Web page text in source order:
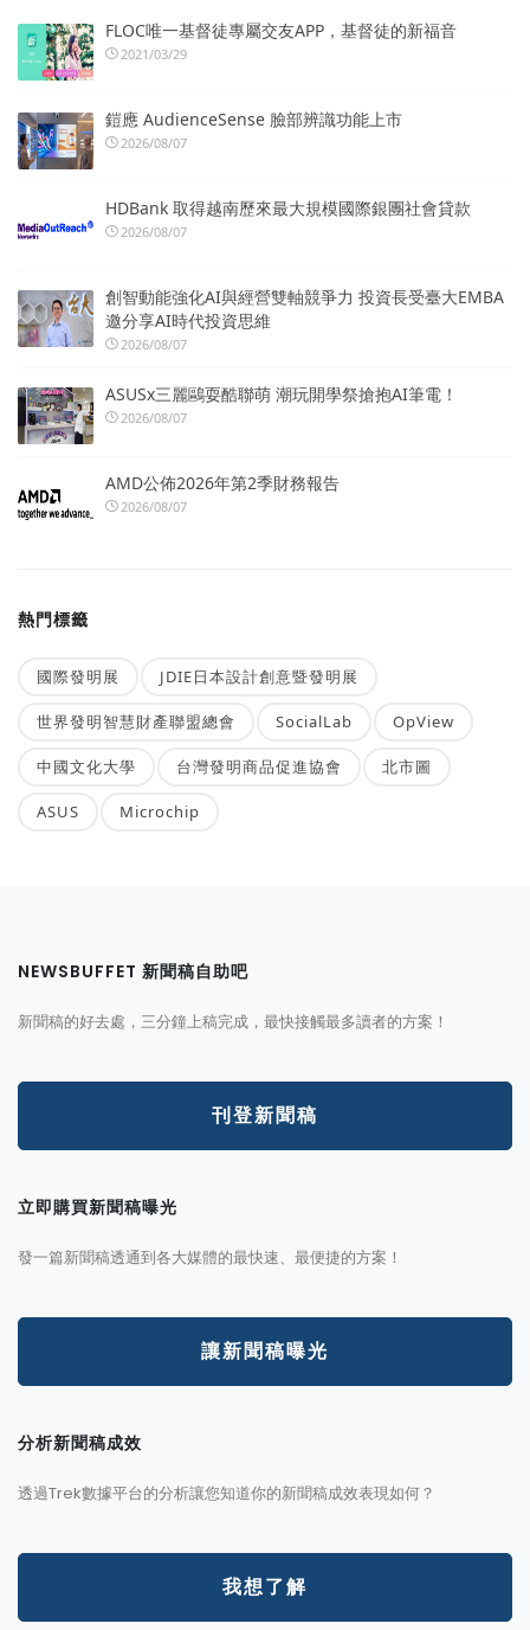
FLOC唯一基督徒專屬交友APP，基督徒的新福音
2021/03/29
鎧應 AudienceSense 臉部辨識功能上市
2026/08/07
HDBank 取得越南歷來最大規模國際銀團社會貸款
2026/08/07
創智動能強化AI與經營雙軸競爭力 投資長受臺大EMBA
邀分享AI時代投資思維
2026/08/07
ASUSx三麗鷗耍酷聯萌 潮玩開學祭搶抱AI筆電！
2026/08/07
AMD公佈2026年第2季財務報告
2026/08/07
熱門標籤
國際發明展 JDIE日本設計創意暨發明展
世界發明智慧財產聯盟總會 SocialLab OpView
中國文化大學 台灣發明商品促進協會 北市圖
ASUS Microchip
NEWSBUFFET 新聞稿自助吧
新聞稿的好去處，三分鐘上稿完成，最快接觸最多讀者的方案！
刊登新聞稿
立即購買新聞稿曝光
發一篇新聞稿透通到各大媒體的最快速、最便捷的方案！
讓新聞稿曝光
分析新聞稿成效
透過Trek數據平台的分析讓您知道你的新聞稿成效表現如何？
我想了解